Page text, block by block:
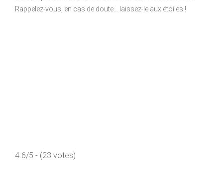
Rappelez-vous, en cas de doute… laissez-le aux étoiles !
4.6/5 - (23 votes)